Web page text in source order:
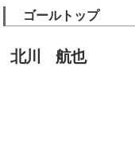
ゴールトップ
北川 航也